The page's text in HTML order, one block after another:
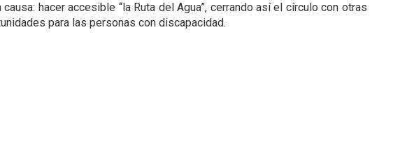
hacer accesible “la Ruta del Agua”, cerrando así el círculo con otras
para las personas con discapacidad.